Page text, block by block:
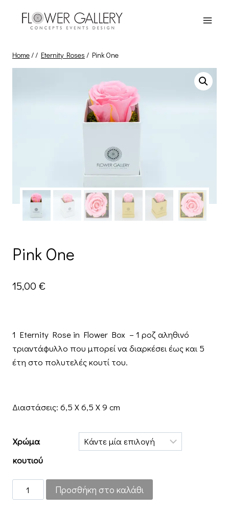
Home// Eternity Roses / Pink One
Pink One
15,00 €
1 Eternity Rose in Flower Box – 1 ροζ αληθινό
τριαντάφυλλο που μπορεί να διαρκέσει έως και 5
έτη στο πολυτελές κουτί του.
Διαστάσεις: 6,5 Χ 6,5 Χ 9 cm
Χρώμα
κουτιού
One
Προσθήκη στο καλάθι